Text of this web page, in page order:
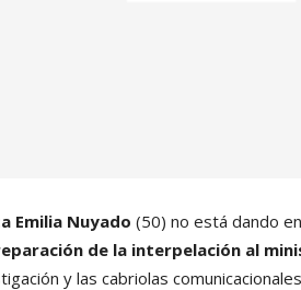
Emilia Nuyado (50) no está dando
de la interpelación al
y las cabriolas